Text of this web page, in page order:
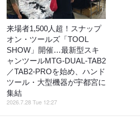
来場者1,500人超！スナップ
オン・ツールズ「TOOL
SHOW」開催…最新型スキ
ャンツールMTG-DUAL-TAB2
／TAB2-PROを始め、ハンド
ツール・大型機器が宇都宮に
集結
2026.7.28 Tue 12:27